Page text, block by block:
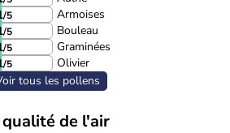
/5
Armoises
/5
Bouleau
/5
Graminées
/5
Olivier
tous les pollens
de l'air